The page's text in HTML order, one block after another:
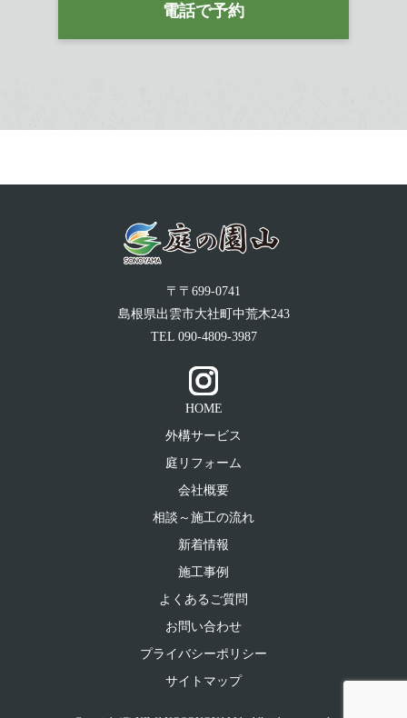
電話で予約
〒〒699-0741
島根県出雲市大社町中荒木243
TEL090-4809-3987
HOME
外構サービス
庭リフォーム
会社概要
相談～施工の流れ
新着情報
施工事例
よくあるご質問
お問い合わせ
プライバシーポリシー
サイトマップ